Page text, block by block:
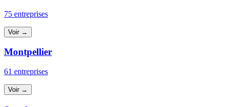
75 entreprises
Voir →
Montpellier
61 entreprises
Voir →